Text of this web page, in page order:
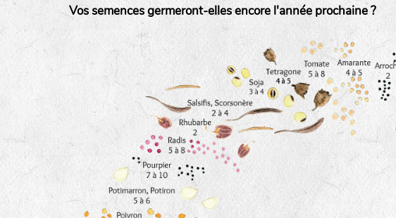
Vos semences germeront-elles encore l'année prochaine ?
F :
Les
E
L
A
BEL
20 :
BPA
tas de compost
fleurs
animaux domestiques
animaux sauvages
biodiversité cultivée